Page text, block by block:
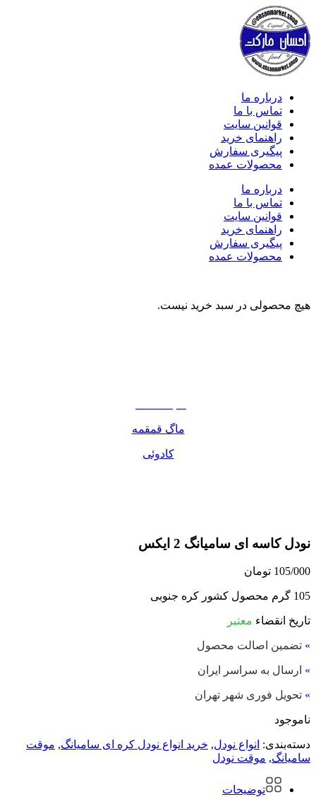
درباره ما
تماس با ما
قوانین سایت
راهنمای خرید
پیگیری سفارش
محصولات عمده
درباره ما
تماس با ما
قوانین سایت
راهنمای خرید
پیگیری سفارش
محصولات عمده
هیچ محصولی در سبد خرید نیست.
ماگ قمقمه
کادوئی
نودل کاسه ای سامیانگ 2 ایکس
105/000 تومان
105 گرم محصول کشور کره جنوبی
تاریخ انقضاء معتبر
» تضمین اصالت محصول
» ارسال به سراسر ایران
» تحویل فوری شهر تهران
ناموجود
دسته‌بندی: انواع نودل, خرید انواع نودل کره ای سامیانگ, موقت
سامیانگ, موقت نودل
توضیحات